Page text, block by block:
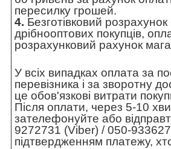
пересилку грошей.
4. Безготівковий розрахунок
дрібнооптових покупців,
розрахунковий рахунок
У всіх випадках оплата за
перевізника і за зворотну
це обов'язкові витрати
Після оплати, через 5-10
зателефонуйте або
9272731 (Viber) / 050-
підтвердженням платежу,